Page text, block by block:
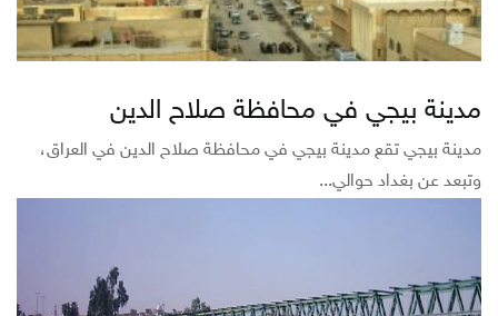
مدينة بيجي في محافظة صلاح الدين
مدينة بيجي تقع مدينة بيجي في محافظة صلاح الدين في العراق،
وتبعد عن بغداد حوالي...